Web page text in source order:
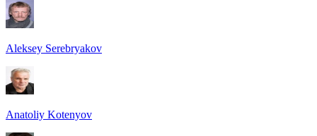
Aleksey Serebryakov
Anatoliy Kotenyov